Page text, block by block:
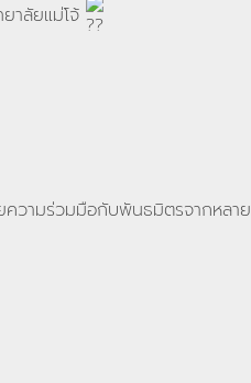
าลัยแม่โจ้
วามร่วมมือกับพันธมิตรจากหลาย